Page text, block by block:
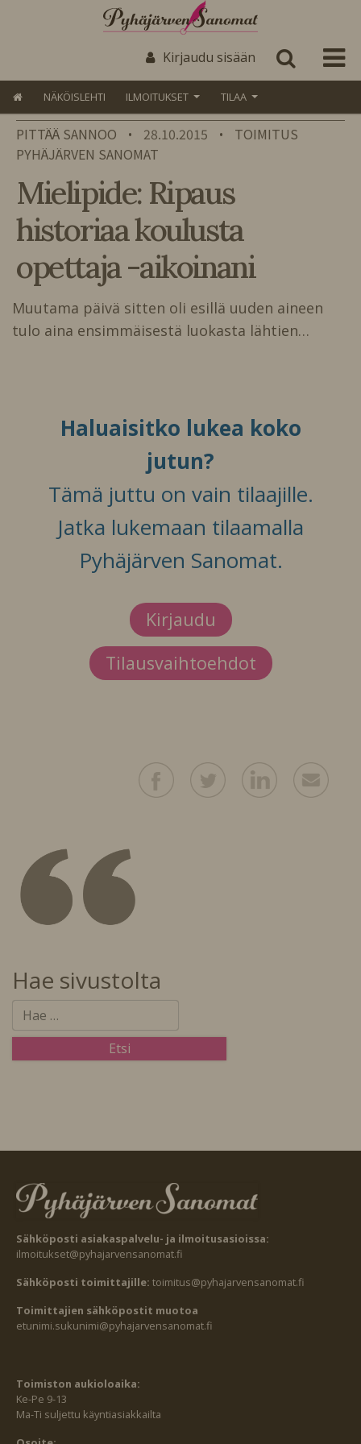
Kirjaudu sisään
NÄKÖISLEHTI ILMOITUKSET TILAA
PITTÄÄ SANNOO • 28.10.2015 •
TOIMITUS
PYHÄJÄRVEN SANOMAT
Mielipide: Ripaus
historiaa koulusta
opettaja -aikoinani
Muutama päivä sitten oli esillä uuden aineen
tulo aina ensimmäisestä luokasta lähtien…
Haluaisitko lukea koko
jutun?
Tämä juttu on vain tilaajille.
Jatka lukemaan tilaamalla
Pyhäjärven Sanomat.
Kirjaudu
Tilausvaihtoehdot
Hae sivustolta
Sähköposti asiakaspalvelu- ja ilmoitusasioissa:
ilmoitukset@pyhajarvensanomat.fi
Sähköposti toimittajille: toimitus@pyhajarvensanomat.fi
Toimittajien sähköpostit muotoa
etunimi.sukunimi@pyhajarvensanomat.fi
Toimiston aukioloaika:
Ke-Pe 9-13
Ma-Ti suljettu käyntiasiakkailta